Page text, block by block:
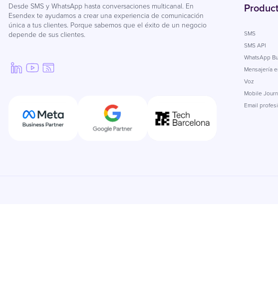
Desde SMS y WhatsApp hasta conversaciones multicanal. En
Esendex te ayudamos a crear una experiencia de comunicación
única a tus clientes. Porque sabemos que el éxito de un negocio
depende de sus clientes.
SMS
SMS API
WhatsApp
Mensajería
Voz
Mobile
Email